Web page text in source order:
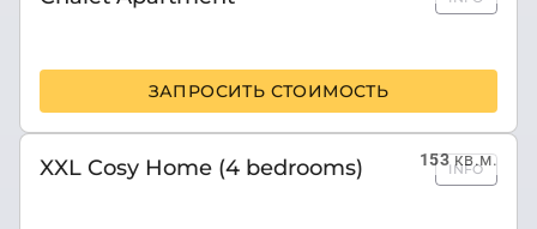
ЗАПРОСИТЬ СТОИМОСТЬ
153кв.м.
XXL Cosy Home (4 bedrooms) INFO